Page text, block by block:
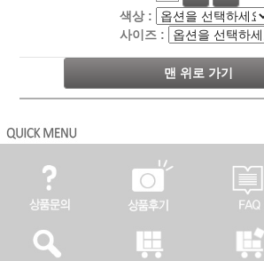
색상 :
사이즈 :
맨 위로